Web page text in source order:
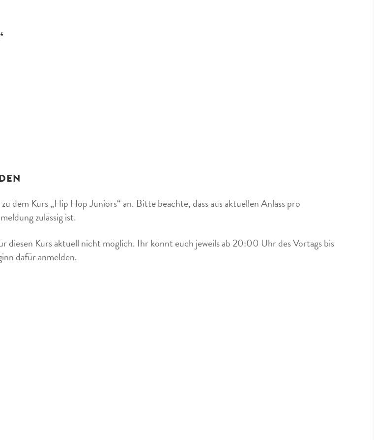
dem Kurs „Hip Hop Juniors“ an. Bitte beachte, dass aus aktuellen Anlass pro
zulässig ist.
diesen Kurs aktuell nicht möglich. Ihr könnt euch jeweils ab 20:00 Uhr des Vortags bis
dafür anmelden.